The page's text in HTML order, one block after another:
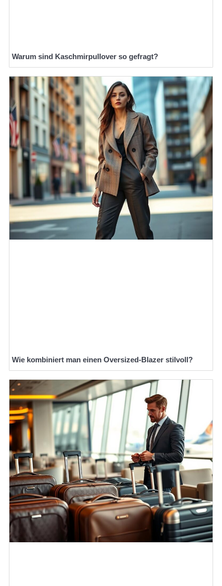
Warum sind Kaschmirpullover so gefragt?
Wie kombiniert man einen Oversized-Blazer stilvoll?